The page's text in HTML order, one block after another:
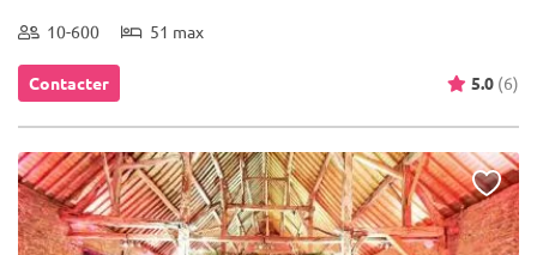
10-600 51 max
Contacter 5.0 (6)